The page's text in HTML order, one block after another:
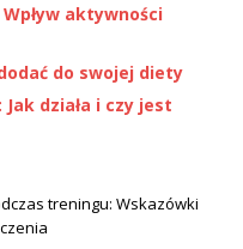
aktywności
do swojej diety
działa i czy jest
treningu: Wskazówki